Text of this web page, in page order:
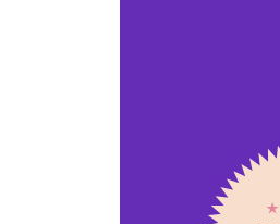
Part6 자존감 회복을
4 악순환 극복하기